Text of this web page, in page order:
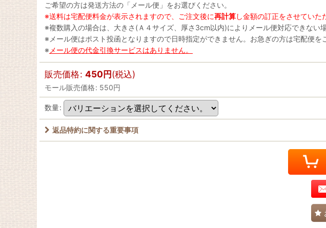
ご希望の方は発送方法の「メール便」をお選びください。
※送料は宅配便料金が表示されますので、ご注文後に再計算し金額の訂正をさせていた
※複数購入の場合は、大きさ(Ａ４サイズ、厚さ3cm以内)によりメール便対応できない場
※メール便はポスト投函となりますので日時指定ができません。お急ぎの方は宅配便を
※ メール便の代金引換サービスはありません。
販売価格: 450円(税込)
モール販売価格: 550円
数量:
返品特約に関する重要事項